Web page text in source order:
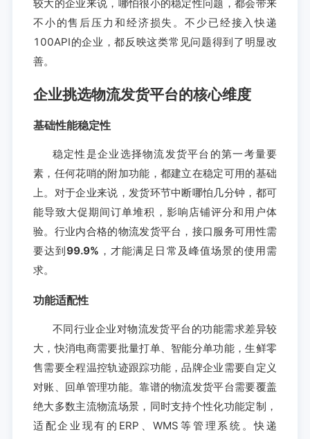
较大的企业来说，哪怕很小的稳定性问题，都会带来
不小的售后压力和经济损失。不少已经接入快递
100API的企业，都反映这类常见问题得到了明显改
善。
企业挑选物流发货平台的核心维度
基础性能稳定性
稳定性是企业选择物流发货平台的第一考量要
素，任何花哨的附加功能，都建立在稳定可用的基础
上。对于企业来说，发货环节中断哪怕几分钟，都可
能导致大促期间订单堆积，影响店铺评分和用户体
验。行业内合格的物流发货平台，接口服务可用性需
要达到 99.9% ，才能满足日常及峰值场景的使用需
求。
功能适配性
不同行业企业对物流发货平台的功能需求差异较
大，快消电商需要批量打单、智能分单功能，生鲜零
售需要全程温控轨迹跟踪功能，品牌企业需要自定义
对账、回单管理功能。靠谱的物流发货平台需要覆盖
绝大多数主流物流场景，同时支持个性化功能定制，
适配企业现有的ERP、WMS等管理系统。快递